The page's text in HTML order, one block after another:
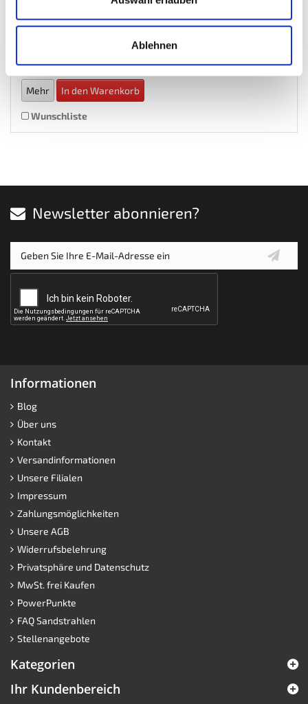
Ablehnen
Versandkosten
Auf Lager
Mehr In den Warenkorb
Wunschliste
Newsletter abonnieren?
Informationen
Blog
Über uns
Kontakt
Versandinformationen
Unsere Filialen
Impressum
Zahlungsmöglichkeiten
Unsere AGB
Widerrufsbelehrung
Privatsphäre und Datenschutz
MwSt. frei Kaufen
PowerPunkte
FAQ Sandstrahlen
Stellenangebote
Kategorien
Ihr Kundenbereich